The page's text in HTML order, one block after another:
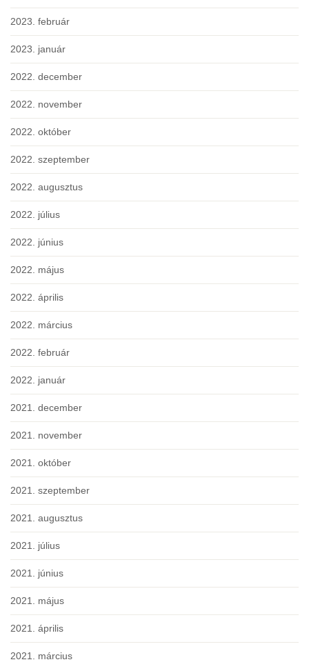
2023. február
2023. január
2022. december
2022. november
2022. október
2022. szeptember
2022. augusztus
2022. július
2022. június
2022. május
2022. április
2022. március
2022. február
2022. január
2021. december
2021. november
2021. október
2021. szeptember
2021. augusztus
2021. július
2021. június
2021. május
2021. április
2021. március